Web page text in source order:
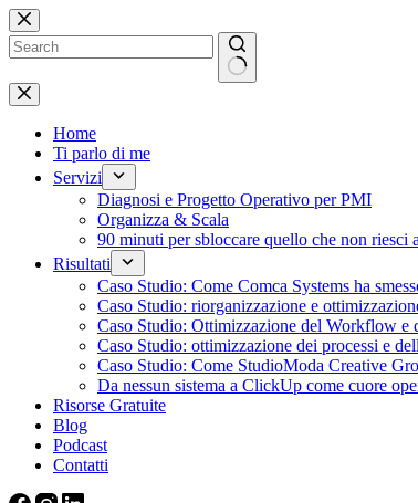
Salta
al
contenuto
Nessun
risultato
Home
Ti parlo di me
Servizi
Diagnosi e Progetto Operativo per PMI
Organizza & Scala
90 minuti per sbloccare quello che non riesci
Risultati
Caso Studio: Come Comca Systems ha
Caso Studio: riorganizzazione e
Caso Studio: Ottimizzazione del Workflow e
Caso Studio: ottimizzazione dei processi e
Caso Studio: Come StudioModa Creative
Da nessun sistema a ClickUp come cuore
Risorse Gratuite
Blog
Podcast
Contatti